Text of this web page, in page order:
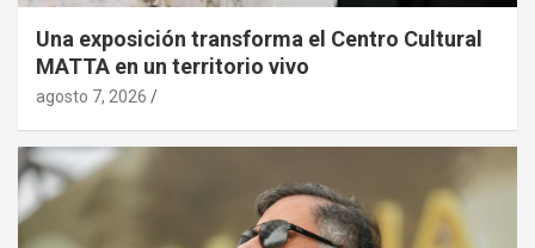
Una exposición transforma el Centro Cultural
MATTA en un territorio vivo
agosto 7, 2026